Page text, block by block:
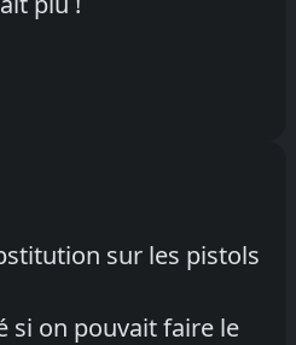
sur les pistols
si on pouvait faire le